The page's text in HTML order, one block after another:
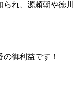
れ、源頼朝や徳川
の御利益です！